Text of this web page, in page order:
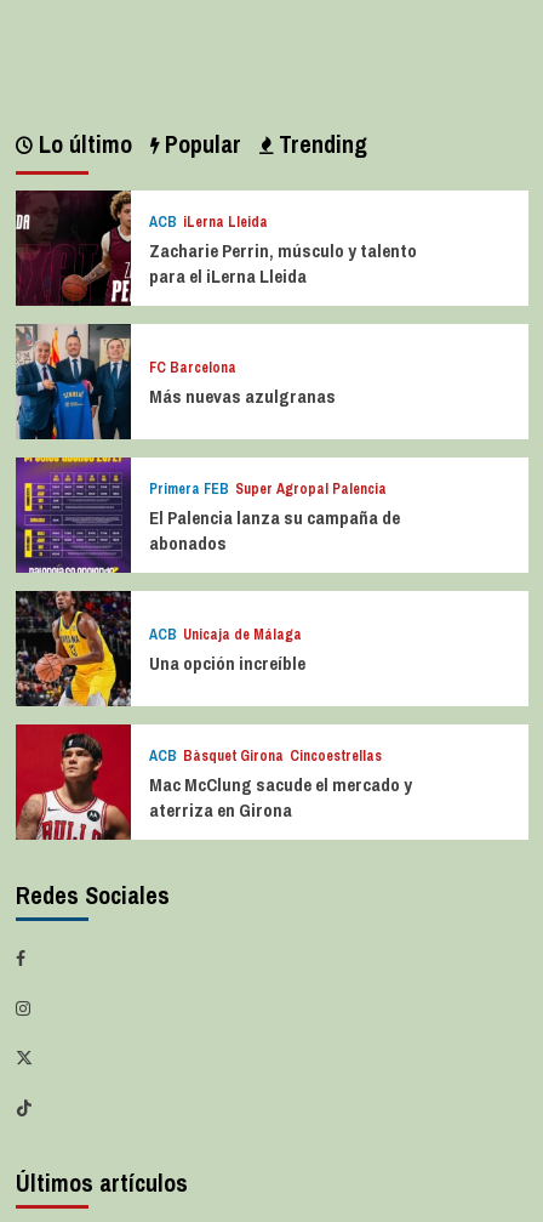
Lo último Popular Trending
ACB iLerna Lleida
Zacharie Perrin, músculo y talento
para el iLerna Lleida
FC Barcelona
Más nuevas azulgranas
Primera FEB Super Agropal Palencia
El Palencia lanza su campaña de
abonados
ACB Unicaja de Málaga
Una opción increíble
ACB Bàsquet Girona Cincoestrellas
Mac McClung sacude el mercado y
aterriza en Girona
Redes Sociales
Últimos artículos